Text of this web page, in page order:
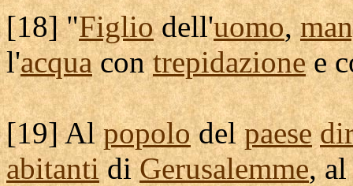
[18] "Figliodell'uomo,
l'acquacontrepidazionee
[19] Alpopolodelpaese
abitantidiGerusalemme,